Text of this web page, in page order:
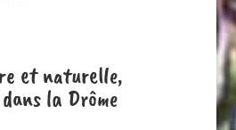
et naturelle,
la Drôme